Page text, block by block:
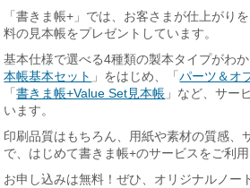
「書きま帳+」では、お客さまが仕上がり
料の見本帳をプレゼントしています。
基本仕様で選べる4種類の製本タイプがわか
本帳基本セット 」をはじめ、「パーツ＆オ
「書きま帳+Value Set見本帳 」など、サー
います。
印刷品質はもちろん、用紙や素材の質感、
で、はじめて書きま帳+のサービスをご利
お申し込みは無料！ぜひ、オリジナルノー